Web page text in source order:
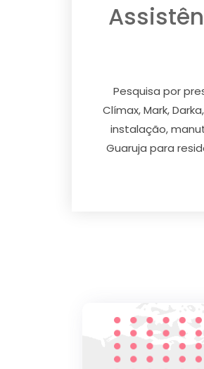
Pesquisa por
Clímax, Mark,
instalação,
Guaruja para